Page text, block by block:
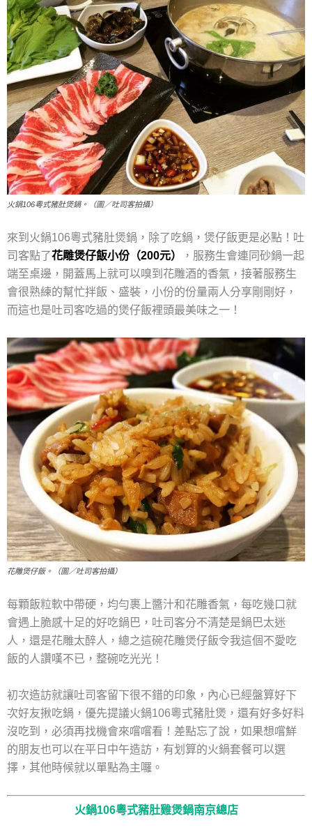
火鍋106粵式豬肚煲鍋。（圖／吐司客拍攝）
來到火鍋106粵式豬肚煲鍋，除了吃鍋，煲仔飯更是必點！吐
司客點了花雕煲仔飯小份（200元）
，服務生會連同砂鍋一起
端至桌邊，開蓋馬上就可以嗅到花雕酒的香氣，接著服務生
會很熟練的幫忙拌飯、盛裝，小份的份量兩人分享剛剛好，
而這也是吐司客吃過的煲仔飯裡頭最美味之一！
花雕煲仔飯。（圖／吐司客拍攝）
每顆飯粒軟中帶硬，均勻裹上醬汁和花雕香氣，每吃幾口就
會遇上脆感十足的好吃鍋巴，吐司客分不清楚是鍋巴太迷
人，還是花雕太醉人，總之這碗花雕煲仔飯令我這個不愛吃
飯的人讚嘆不已，整碗吃光光！
初次造訪就讓吐司客留下很不錯的印象，內心已經盤算好下
次好友揪吃鍋，優先提議火鍋106粵式豬肚煲，還有好多好料
沒吃到，必須再找機會來嚐嚐看！差點忘了說，如果想嚐鮮
的朋友也可以在平日中午造訪，有划算的火鍋套餐可以選
擇，其他時候就以單點為主囉。
火鍋106粵式豬肚雞煲鍋南京總店